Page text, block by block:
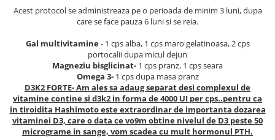
Balsam buze
Îngrijirea Corpului
Creme de corp
Uleiuri de corp
Geluri de duș
Scruburi
Ginkgo biloba
L-Arginina
L-Carnitina
L-Glutamina
Acest protocol se administreaza pe o perioada de minim 3 luni, dupa
care se face pauza 6 luni si se reia.
Gal multivitamine- 1 cps alba, 1 cps maro gelatinoasa, 2 cps
portocalii dupa micul dejun
Magneziu bisglicinat- 1 cps pranz, 1 cps seara
Omega 3- 1 cps dupa masa pranz
D3K2 FORTE- Am ales sa adaug separat desi complexul de
vitamine contine si d3k2 in forma de 4000 UI per cps..pentru ca
in tiroidita Hashimoto este extraordinar de importanta dozarea
vitaminei D3, care o data ce vo9m obtine nivelul de D3 peste 50
micrograme in sange, vom scadea cu mult hormonul PTH.